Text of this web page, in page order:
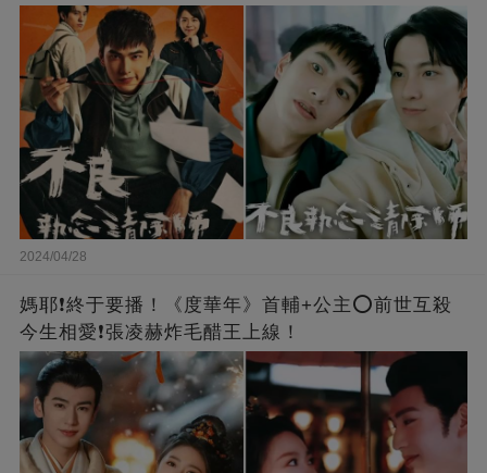
2024/04/28
媽耶❗️終于要播！《度華年》首輔+公主⭕前世互殺
今生相愛❗張凌赫炸毛醋王上線！